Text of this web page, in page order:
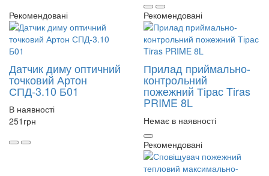
Рекомендовані
Датчик диму оптичний
точковий Артон
СПД-3.10 Б01
В наявності
251 грн
Рекомендовані
Прилад приймально-
контрольний
пожежний Тірас Tiras
PRIME 8L
Немає в наявності
Рекомендовані